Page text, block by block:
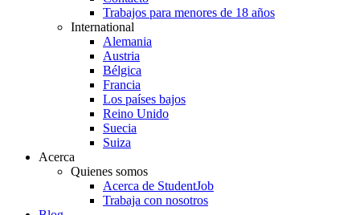
Trabajos para menores de 18 años
International
Alemania
Austria
Bélgica
Francia
Los países bajos
Reino Unido
Suecia
Suiza
Acerca
Quienes somos
Acerca de StudentJob
Trabaja con nosotros